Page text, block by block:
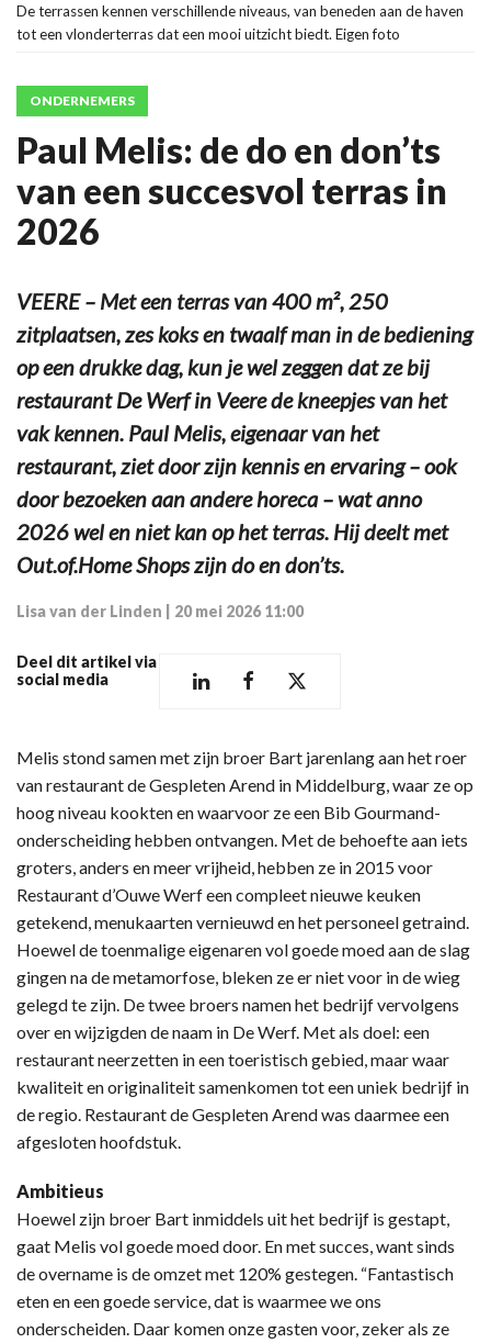
De terrassen kennen verschillende niveaus, van beneden aan de haven
tot een vlonderterras dat een mooi uitzicht biedt. Eigen foto
ONDERNEMERS
Paul Melis: de do en don’ts
van een succesvol terras in
2026
VEERE – Met een terras van 400 m², 250
zitplaatsen, zes koks en twaalf man in de bediening
op een drukke dag, kun je wel zeggen dat ze bij
restaurant De Werf in Veere de kneepjes van het
vak kennen. Paul Melis, eigenaar van het
restaurant, ziet door zijn kennis en ervaring – ook
door bezoeken aan andere horeca – wat anno
2026 wel en niet kan op het terras. Hij deelt met
Out.of.Home Shops zijn do en don’ts.
Lisa van der Linden 20 mei 2026 11:00
Deel dit artikel via
social media
Melis stond samen met zijn broer Bart jarenlang aan het roer
van restaurant de Gespleten Arend in Middelburg, waar ze op
hoog niveau kookten en waarvoor ze een Bib Gourmand-
onderscheiding hebben ontvangen. Met de behoefte aan iets
groters, anders en meer vrijheid, hebben ze in 2015 voor
Restaurant d’Ouwe Werf een compleet nieuwe keuken
getekend, menukaarten vernieuwd en het personeel getraind.
Hoewel de toenmalige eigenaren vol goede moed aan de slag
gingen na de metamorfose, bleken ze er niet voor in de wieg
gelegd te zijn. De twee broers namen het bedrijf vervolgens
over en wijzigden de naam in De Werf. Met als doel: een
restaurant neerzetten in een toeristisch gebied, maar waar
kwaliteit en originaliteit samenkomen tot een uniek bedrijf in
de regio. Restaurant de Gespleten Arend was daarmee een
afgesloten hoofdstuk.
Ambitieus
Hoewel zijn broer Bart inmiddels uit het bedrijf is gestapt,
gaat Melis vol goede moed door. En met succes, want sinds
de overname is de omzet met 120% gestegen. “Fantastisch
eten en een goede service, dat is waarmee we ons
onderscheiden. Daar komen onze gasten voor, zeker als ze